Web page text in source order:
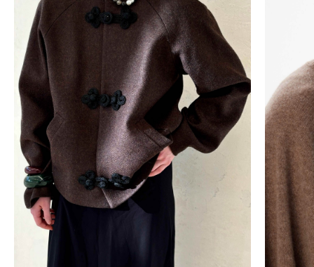
Смотреть все /